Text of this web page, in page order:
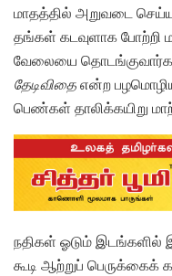
மாதத்தில் அறுவடை செய்ய
தங்கள் கடவுளாக போற்றி
வேலையை
தேடிவிதைஎன்ற
பெண்கள் தாலிக்கயிறு
நதிகள் ஓடும்
கூடி ஆற்றுப் பெருக்கைக்